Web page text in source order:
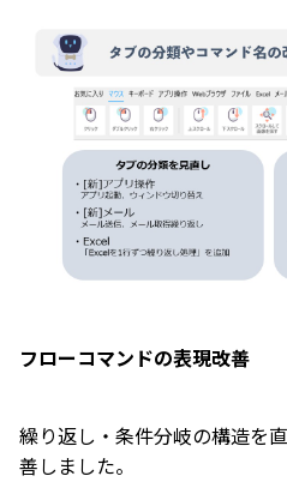
フローコマンドの表現改善
繰り返し・条件分岐の構造を
善しました。